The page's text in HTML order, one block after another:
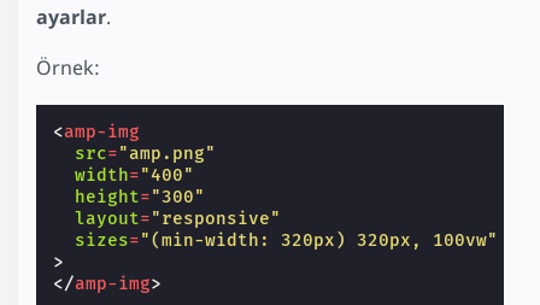
ayarlar.
Örnek:
<amp-img
src="amp.png"
width="400"
height="300"
layout="responsive"
sizes="(min-width: 320px) 320px, 100vw"
>
</amp-img>